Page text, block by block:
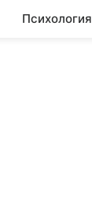
Психология